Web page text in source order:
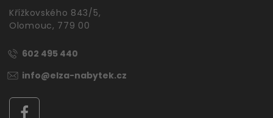
Křížkovského 843/5,
Olomouc, 779 00
602 495 440
info@elza-nabytek.cz